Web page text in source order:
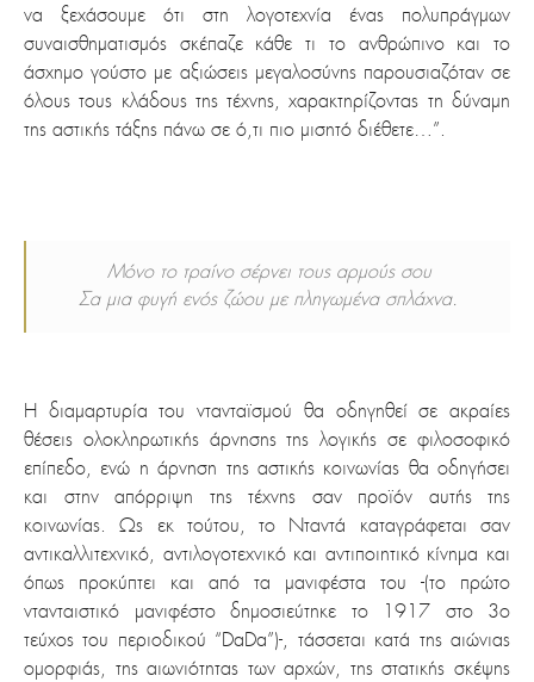
να ξεχάσουμε ότι στη λογοτεχνία ένας πολυπράγμων
συναισθηματισμός σκέπαζε κάθε τι το ανθρώπινο και το
άσχημο γούστο με αξιώσεις μεγαλοσύνης παρουσιαζόταν σε
όλους τους κλάδους της τέχνης, χαρακτηρίζοντας τη δύναμη
της αστικής τάξης πάνω σε ό,τι πιο μισητό διέθετε…”.
Μόνο το τραίνο σέρνει τους αρμούς σου
Σα μια φυγή ενός ζώου με πληγωμένα σπλάχνα.
Η διαμαρτυρία του ντανταϊσμού θα οδηγηθεί σε ακραίες
θέσεις ολοκληρωτικής άρνησης της λογικής σε φιλοσοφικό
επίπεδο, ενώ η άρνηση της αστικής κοινωνίας θα οδηγήσει
και στην απόρριψη της τέχνης σαν προϊόν αυτής της
κοινωνίας. Ως εκ τούτου, το Νταντά καταγράφεται σαν
αντικαλλιτεχνικό, αντιλογοτεχνικό και αντιποιητικό κίνημα και
όπως προκύπτει και από τα μανιφέστα του -(το πρώτο
ντανταιστικό μανιφέστο δημοσιεύτηκε το 1917 στο 3ο
τεύχος του περιοδικού “DaDa”)-, τάσσεται κατά της αιώνιας
ομορφιάς, της αιωνιότητας των αρχών, της στατικής σκέψης